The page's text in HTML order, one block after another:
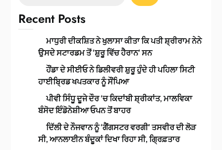
Recent Posts
ਮਾਧੁਰੀ ਦੀਕਸ਼ਿਤ ਨੇ ਖੁਲਾਸਾ ਕੀਤਾ ਕਿ ਪਤੀ ਸ਼੍ਰੀਰਾਮ ਨੇਨੇ
ਉਸਦੇ ਸਟਾਰਡਮ ਤੋਂ ‘ਸ਼ੁਰੂ ਵਿੱਚ ਹੈਰਾਨ’ ਸਨ
ਹੌਂਡਾ ਦੇ ਸੀਈਓ ਨੇ ਡਿਲੀਵਰੀ ਸ਼ੁਰੂ ਹੁੰਦੇ ਹੀ ਪਹਿਲਾ ਸਿਟੀ
ਹਾਈਬ੍ਰਿਡ ਖਪਤਕਾਰ ਨੂੰ ਸੌਂਪਿਆ
ਪੀਵੀ ਸਿੰਧੂ ਦੂਜੇ ਦੌਰ ‘ਚ ਕਿਦਾਂਬੀ ਸ਼੍ਰੀਕਾਂਤ, ਮਾਲਵਿਕਾ
ਬੰਸੋਦ ਇੰਡੋਨੇਸ਼ੀਆ ਓਪਨ ਤੋਂ ਬਾਹਰ
ਦਿੱਲੀ ਦੇ ਨੌਜਵਾਨ ਨੂੰ ‘ਗੈਂਗਸਟਰ ਵਰਗੀ’ ਤਸਵੀਰ ਦੀ ਲੋੜ
ਸੀ, ਆਨਲਾਈਨ ਬੰਦੂਕਾਂ ਦਿਖਾ ਰਿਹਾ ਸੀ, ਗ੍ਰਿਫ਼ਤਾਰ